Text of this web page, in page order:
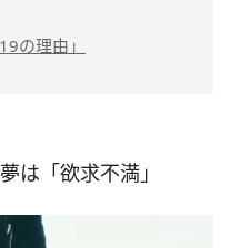
の理由」
は「欲求不満」